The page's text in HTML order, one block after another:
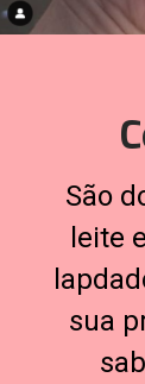
São
leite
sua